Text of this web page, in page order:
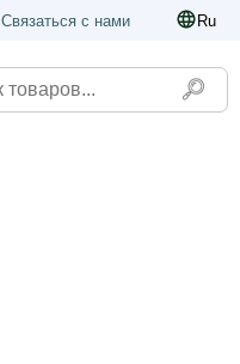
Связаться с нами Ru